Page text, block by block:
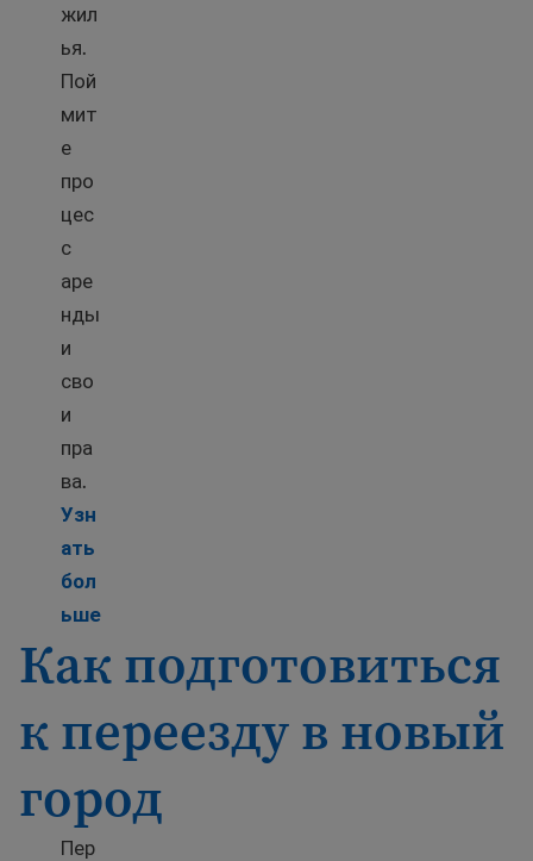
жил
ья.
Пой
мит
е
про
цес
с
аре
нды
и
сво
и
пра
ва.
Узн
ать
бол
ьшеLearn more about How to find a place to live
Как подготовиться
к переезду в новый
город
Пер